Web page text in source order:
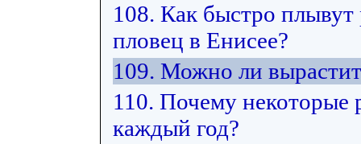
108. Как быстро
пловец в Енисее?
109. Можно ли
110. Почему
каждый год?